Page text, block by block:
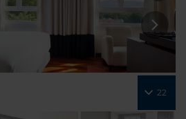
22